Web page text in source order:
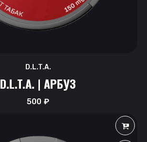
D.L.T.A.
D.L.T.A. | АРБУЗ
500₽